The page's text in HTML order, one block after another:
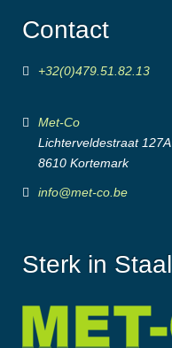
Contact
+32(0)479.51.82.13
Met-Co
Lichterveldestraat 127A
8610 Kortemark
info@met-co.be
Sterk in Staal